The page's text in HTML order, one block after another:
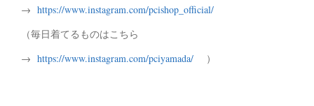
→ https://www.instagram.com/pcishop_official/
（毎日着てるものはこちら
→ https://www.instagram.com/pciyamada/ ）